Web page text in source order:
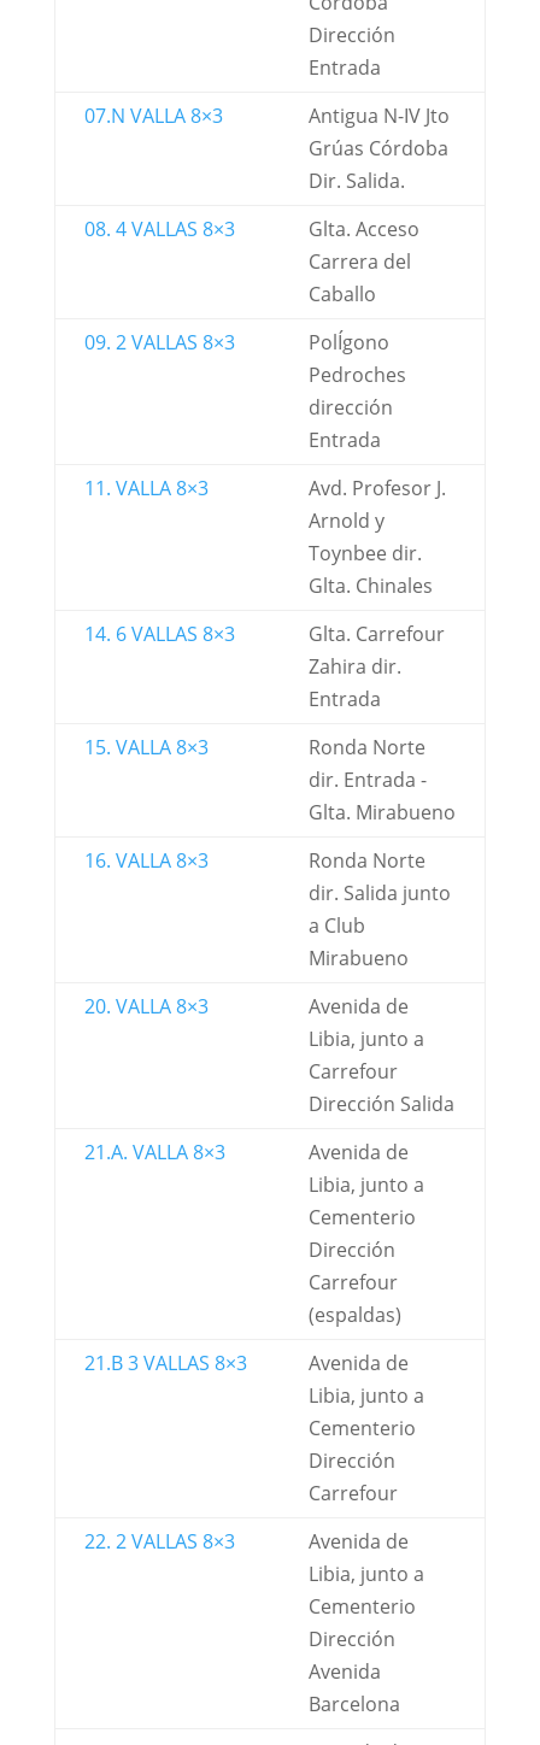
Dirección
Entrada
07.N VALLA 8×3
Antigua N-IV Jto
Grúas Córdoba
Dir. Salida.
08. 4 VALLAS 8×3
Glta. Acceso
Carrera del
Caballo
09. 2 VALLAS 8×3
PolÍgono
Pedroches
dirección
Entrada
11. VALLA 8×3
Avd. Profesor J.
Arnold y
Toynbee dir.
Glta. Chinales
14. 6 VALLAS 8×3
Glta. Carrefour
Zahira dir.
Entrada
15. VALLA 8×3
Ronda Norte
dir. Entrada -
Glta. Mirabueno
16. VALLA 8×3
Ronda Norte
dir. Salida junto
a Club
Mirabueno
20. VALLA 8×3
Avenida de
Libia, junto a
Carrefour
Dirección Salida
21.A. VALLA 8×3
Avenida de
Libia, junto a
Cementerio
Dirección
Carrefour
(espaldas)
21.B 3 VALLAS 8×3
Avenida de
Libia, junto a
Cementerio
Dirección
Carrefour
22. 2 VALLAS 8×3
Avenida de
Libia, junto a
Cementerio
Dirección
Avenida
Barcelona